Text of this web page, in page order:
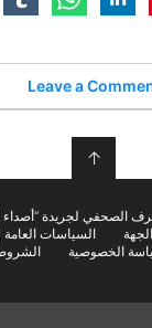
Leave a
↑
الصحفي لجريدة “أصداء
السياسات العامة
الخصوصية